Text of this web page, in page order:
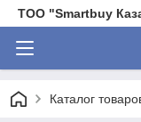
ТОО "Smartbuy
Каталог